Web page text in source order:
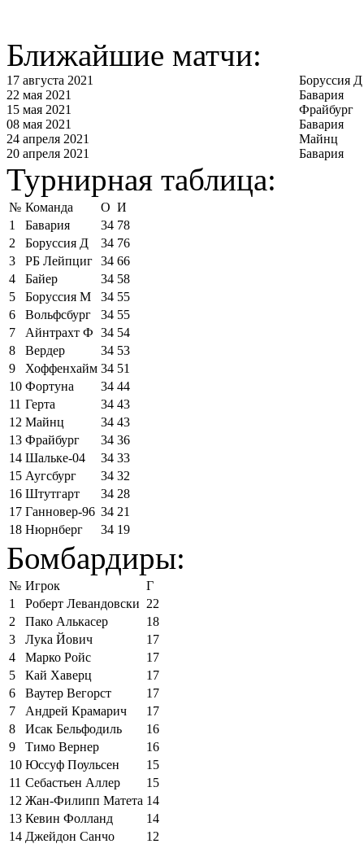
Ближайшие матчи:
17 августа 2021
Боруссия Д
22 мая 2021
Бавария
15 мая 2021
Фрайбург
08 мая 2021
Бавария
24 апреля 2021
Майнц
20 апреля 2021
Бавария
Турнирная таблица:
№ Команда О И
1
Бавария 34 78
2
Боруссия Д 34 76
3
РБ Лейпциг 34 66
4
Байер 34 58
5
Боруссия М 34 55
6
Вольфсбург 34 55
7
Айнтрахт Ф 34 54
8
Вердер 34 53
9
Хоффенхайм 34 51
10 Фортуна 34 44
11 Герта 34 43
12 Майнц 34 43
13 Фрайбург 34 36
14 Шальке-04 34 33
15 Аугсбург 34 32
16 Штутгарт 34 28
17 Ганновер-96 34 21
18 Нюрнберг 34 19
Бомбардиры:
№ Игрок
Г
1
Роберт Левандовски 22
2
Пако Алькасер
18
3
Лука Йович
17
4
Марко Ройс
17
5
Кай Хаверц
17
6
Ваутер Вегорст
17
7
Андрей Крамарич
17
8
Исак Бельфодиль
16
9
Тимо Вернер
16
10 Юссуф Поульсен
15
11 Себастьен Аллер
15
12 Жан-Филипп Матета 14
13 Кевин Фолланд
14
14 Джейдон Санчо
12